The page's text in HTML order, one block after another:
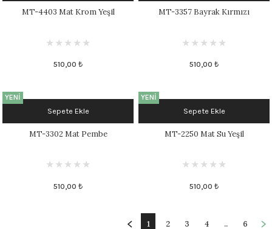
MT-4403 Mat Krom Yeşil
510,00 ₺
MT-3357 Bayrak Kırmızı
510,00 ₺
YENİ
Sepete Ekle
MT-3302 Mat Pembe
510,00 ₺
YENİ
Sepete Ekle
MT-2250 Mat Su Yeşil
510,00 ₺
1 2 3 4 .. 6